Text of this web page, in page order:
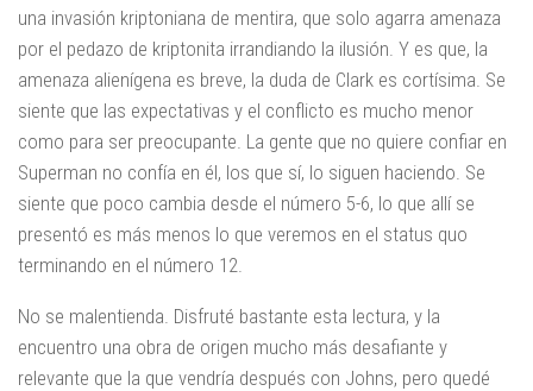
una invasión kriptoniana de mentira, que solo agarra amenaza
por el pedazo de kriptonita irrandiando la ilusión. Y es que, la
amenaza alienígena es breve, la duda de Clark es cortísima. Se
siente que las expectativas y el conflicto es mucho menor
como para ser preocupante. La gente que no quiere confiar en
Superman no confía en él, los que sí, lo siguen haciendo. Se
siente que poco cambia desde el número 5-6, lo que allí se
presentó es más menos lo que veremos en el status quo
terminando en el número 12.
No se malentienda. Disfruté bastante esta lectura, y la
encuentro una obra de origen mucho más desafiante y
relevante que la que vendría después con Johns, pero quedé